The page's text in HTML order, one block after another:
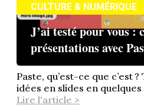
CULTURE & NUMÉRIQUE
J’ai testé pour vous :
présentations avec
Paste, qu’est-ce que c’est
idées en slides en
Lire l'article >